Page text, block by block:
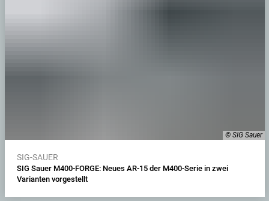
© SIG Sauer
SIG-SAUER
SIG Sauer M400-FORGE: Neues AR-15 der M400-Serie in zwei
Varianten vorgestellt